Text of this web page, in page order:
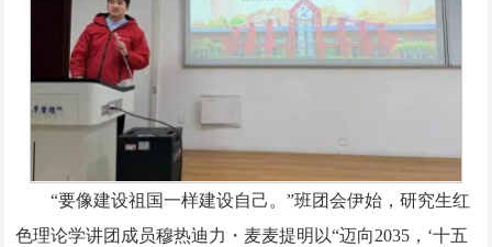
“要像建设祖国一样建设自己。”班团会伊始，研究生红
色理论学讲团成员穆热迪力・麦麦提明以“迈向2035，‘十五